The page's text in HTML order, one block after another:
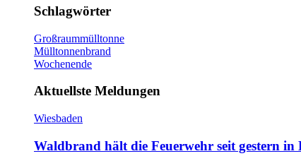
Schlagwörter
Großraummülltonne
Mülltonnenbrand
Wochenende
Aktuellste Meldungen
Wiesbaden
Waldbrand hält die Feuerwehr seit gestern in